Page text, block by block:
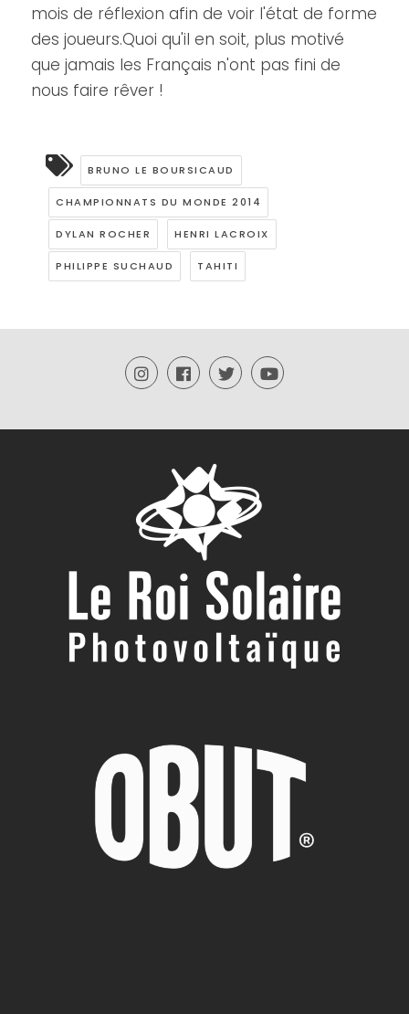
mois de réflexion afin de voir l'état de forme
des joueurs.Quoi qu'il en soit, plus motivé
que jamais les Français n'ont pas fini de
nous faire rêver !
BRUNO LE BOURSICAUD
CHAMPIONNATS DU MONDE 2014
DYLAN ROCHER HENRI LACROIX
PHILIPPE SUCHAUD TAHITI